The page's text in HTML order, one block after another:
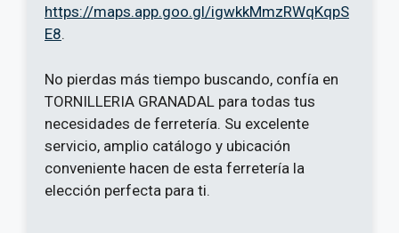
https://maps.app.goo.gl/igwkkMmzRWqKqpS
E8.
No pierdas más tiempo buscando, confía en
TORNILLERIA GRANADAL para todas tus
necesidades de ferretería. Su excelente
servicio, amplio catálogo y ubicación
conveniente hacen de esta ferretería la
elección perfecta para ti.